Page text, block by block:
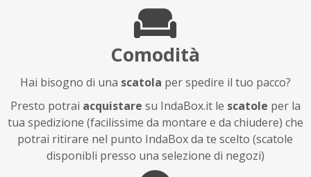
Comodità
Hai bisogno di una scatola per spedire il tuo pacco?
Presto potrai acquistare su IndaBox.it le scatole per la
tua spedizione (facilissime da montare e da chiudere) che
potrai ritirare nel punto IndaBox da te scelto (scatole
disponibli presso una selezione di negozi)